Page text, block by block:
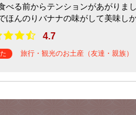
べる前からテンションがあがりま
ほんのりバナナの味がして美味しか
4.7
旅行・観光のお土産（友達・親族）